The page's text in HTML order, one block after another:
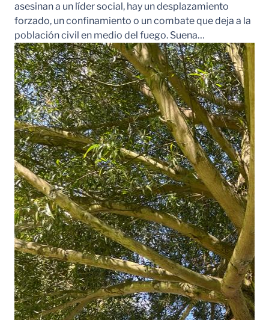
asesinan a un líder social, hay un desplazamiento
forzado, un confinamiento o un combate que deja a la
población civil en medio del fuego. Suena…